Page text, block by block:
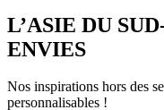
L’ASIE DU
ENVIES
Nos inspirations hors des
personnalisables !